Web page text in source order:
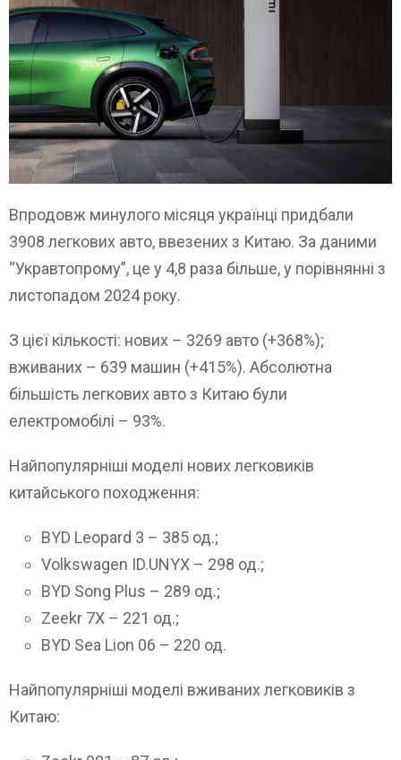
Впродовж минулого місяця українці придбали
3908 легкових авто, ввезених з Китаю. За даними
“Укравтопрому”, це у 4,8 раза більше, у порівнянні з
листопадом 2024 року.
З цієї кількості: нових – 3269 авто (+368%);
вживаних – 639 машин (+415%). Абсолютна
більшість легкових авто з Китаю були
електромобілі – 93%.
Найпопулярніші моделі нових легковиків
китайського походження:
BYD Leopard 3 – 385 од.;
Volkswagen ID.UNYX – 298 од.;
BYD Song Plus – 289 од.;
Zeekr 7X – 221 од.;
BYD Sea Lion 06 – 220 од.
Найпопулярніші моделі вживаних легковиків з
Китаю: